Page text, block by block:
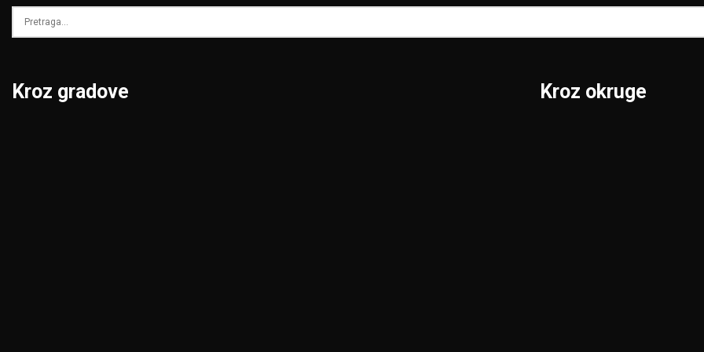
Kroz gradove Kroz okruge